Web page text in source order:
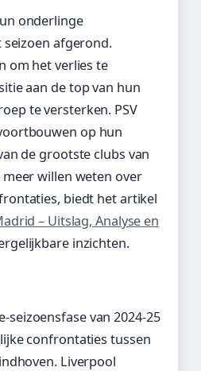
onderlinge
afgerond.
om het verlies te
aan de top van hun
te versterken. PSV
op hun
de grootste clubs van
willen weten over
biedt het artikel
– Uitslag, Analyse en
inzichten.
seizoensfase van 2024-25
confrontaties tussen
Liverpool